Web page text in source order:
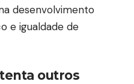
desenvolvimento
e igualdade de
outros